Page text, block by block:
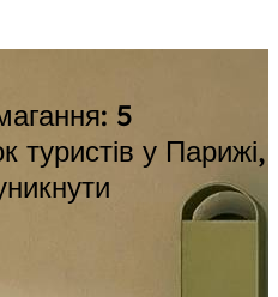
5
у Парижі,